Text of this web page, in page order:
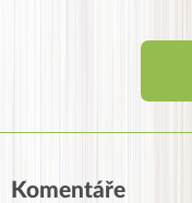
Komentáře